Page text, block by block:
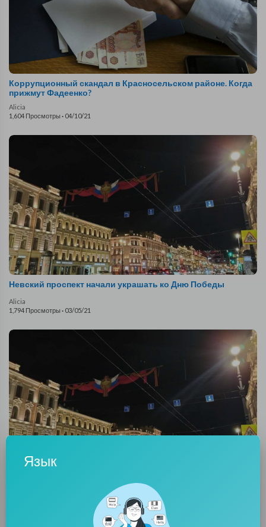
Коррупционный скандал в Красносельском районе. Когда
прижмут Фадеенко?
Alicia
1,604 Просмотры · 04/10/21
Невский проспект начали украшать ко Дню Победы
Alicia
1,794 Просмотры · 03/05/21
Язык